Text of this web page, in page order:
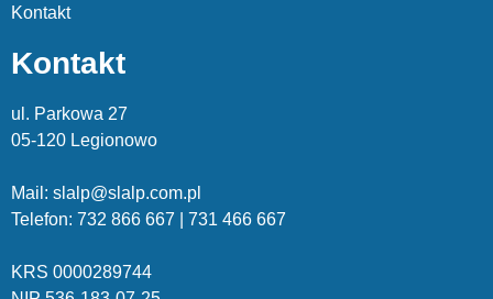
Kontakt
Kontakt
ul. Parkowa 27
05-120 Legionowo
Mail: slalp@slalp.com.pl
Telefon: 732 866 667 | 731 466 667
KRS 0000289744